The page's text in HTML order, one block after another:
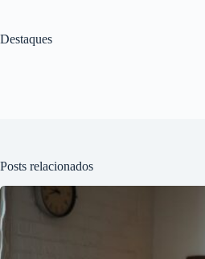
Destaques
Posts relacionados